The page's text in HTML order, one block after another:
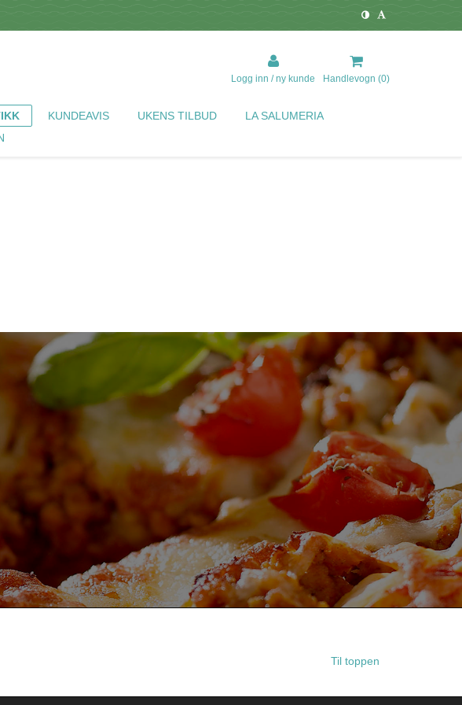
Logg inn / ny kunde Handlevogn (0)
KUNDEAVIS UKENS TILBUD
LA SALUMERIA
Til toppen